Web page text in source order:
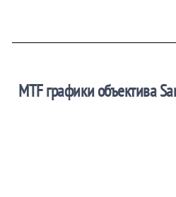
MTF графики объектива